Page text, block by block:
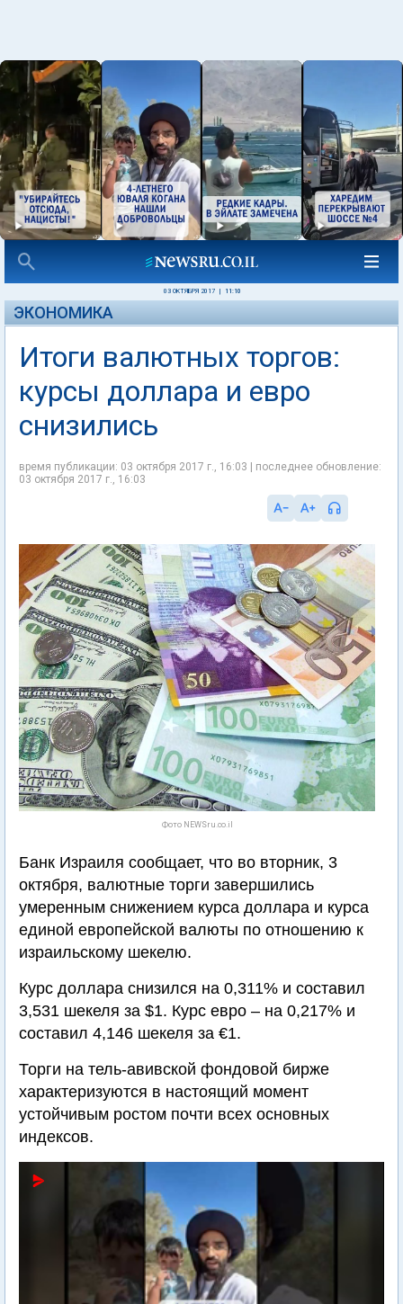
03 ОКТЯБРЯ 2017 11:10
ЭКОНОМИКА
Итоги валютных торгов:
курсы доллара и евро
снизились
время публикации: 03 октября 2017 г., 16:03 | последнее обновление:
03 октября 2017 г., 16:03
Фото NEWSru.co.il
Банк Израиля сообщает, что во вторник, 3
октября, валютные торги завершились
умеренным снижением курса доллара и курса
единой европейской валюты по отношению к
израильскому шекелю.
Курс доллара снизился на 0,311% и составил
3,531 шекеля за $1. Курс евро – на 0,217% и
составил 4,146 шекеля за €1.
Торги на тель-авивской фондовой бирже
характеризуются в настоящий момент
устойчивым ростом почти всех основных
индексов.